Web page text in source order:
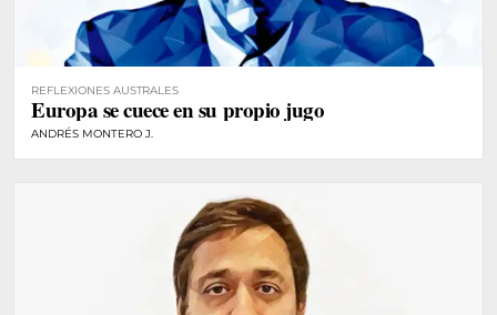
REFLEXIONES AUSTRALES
Europa se cuece en su propio jugo
ANDRÉS MONTERO J.